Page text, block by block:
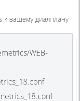
вашему диалплану
WEB-